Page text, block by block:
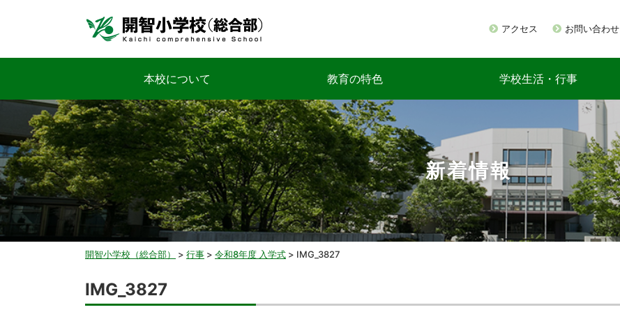
アクセス お問い合わせ
本校について 教育の特色 学校生活・行事
新着情報
開智小学校（総合部） > 行事 > 令和8年度 入学式 > IMG_3827
IMG_3827